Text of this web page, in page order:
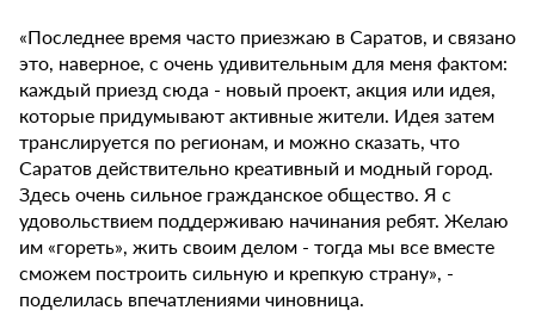
«Последнее время часто приезжаю в Саратов, и связано
это, наверное, с очень удивительным для меня фактом:
каждый приезд сюда - новый проект, акция или идея,
которые придумывают активные жители. Идея затем
транслируется по регионам, и можно сказать, что
Саратов действительно креативный и модный город.
Здесь очень сильное гражданское общество. Я с
удовольствием поддерживаю начинания ребят. Желаю
им «гореть», жить своим делом - тогда мы все вместе
сможем построить сильную и крепкую страну», -
поделилась впечатлениями чиновница.